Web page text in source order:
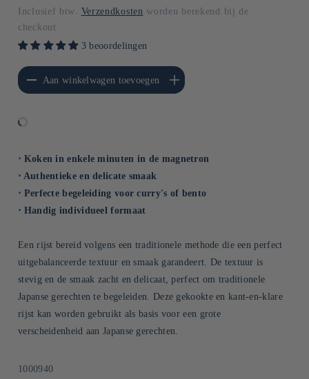
Inclusief btw. Verzendkosten worden berekend bij de
checkout.
3 beoordelingen
voor Default
Title
Aan winkelwagen toevoegen
Aantal verhogen voor Default
Title
⋅ Koken in enkele minuten in de magnetron
⋅ Authentieke en delicate smaak
⋅ Perfecte begeleiding voor curry's of bento
⋅ Handig individueel formaat
Een rijst bereid volgens een traditionele methode die een perfect
uitgebalanceerde textuur en smaak garandeert. De textuur is
stevig en de smaak zacht en delicaat, perfect om traditionele
Japanse gerechten te begeleiden. Deze gekookte en kant-en-klare
rijst kan worden gebruikt als basis voor een grote
verscheidenheid aan Japanse gerechten.
SKU:
1000940